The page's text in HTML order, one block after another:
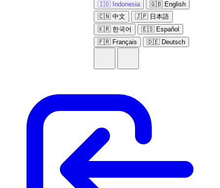
🇮🇩 Indonesia
🇬🇧 English
🇨🇳 中文
🇯🇵 日本語
🇰🇷 한국어
🇪🇸 Español
🇫🇷 Français
🇩🇪 Deutsch